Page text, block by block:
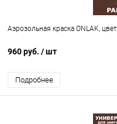
Аэрозольная краска ONLAK,
960 руб. / шт
Подробнее